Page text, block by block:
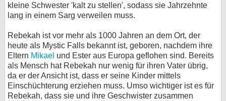
kleine Schwester 'kalt zu stellen', sodass sie Jahrzehnte
lang in einem Sarg verweilen muss.
Rebekah ist vor mehr als 1000 Jahren an dem Ort, der
heute als Mystic Falls bekannt ist, geboren, nachdem ihre
Eltern Mikael und Ester aus Europa geflohen sind. Bereits
als Mensch hat Rebekah nur wenig für ihren Vater übrig,
da er der Ansicht ist, dass er seine Kinder mittels
Einschüchterung erziehen muss. Umso wichtiger ist es für
Rebekah, dass sie und ihre Geschwister zusammen
Kontakt
Nutzungsbedingungen
Datenschutz
Cookie-Einstellungen
Impressum